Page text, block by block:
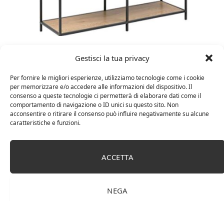
Gestisci la tua privacy
Per fornire le migliori esperienze, utilizziamo tecnologie come i cookie
per memorizzare e/o accedere alle informazioni del dispositivo. Il
consenso a queste tecnologie ci permetterà di elaborare dati come il
comportamento di navigazione o ID unici su questo sito. Non
acconsentire o ritirare il consenso può influire negativamente su alcune
caratteristiche e funzioni.
ACCETTA
NEGA
(Lu x La x A), effetto quercia(In precedenza